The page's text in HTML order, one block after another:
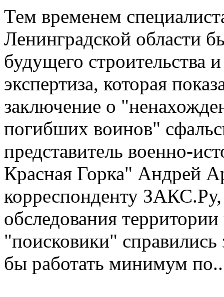
Тем временем
Ленинградской области
будущего строительства
экспертиза, которая
заключение о
погибших воинов"
представитель военно-
Красная Горка" Андрей
корреспонденту ЗАКС.Ру,
обследования
"поисковики" справились
бы работать минимум